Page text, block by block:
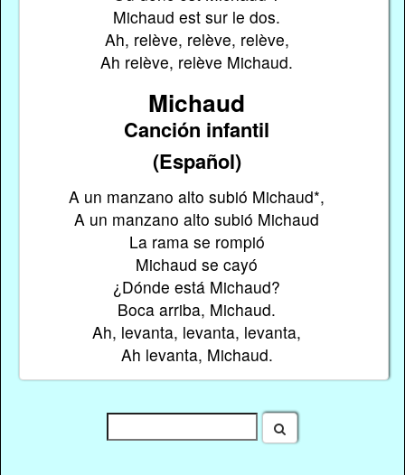
Michaud est sur le dos.
Ah, relève, relève, relève,
Ah relève, relève Michaud.
Michaud
Canción infantil
(Español)
A un manzano alto subió Michaud*,
A un manzano alto subió Michaud
La rama se rompió
Michaud se cayó
¿Dónde está Michaud?
Boca arriba, Michaud.
Ah, levanta, levanta, levanta,
Ah levanta, Michaud.